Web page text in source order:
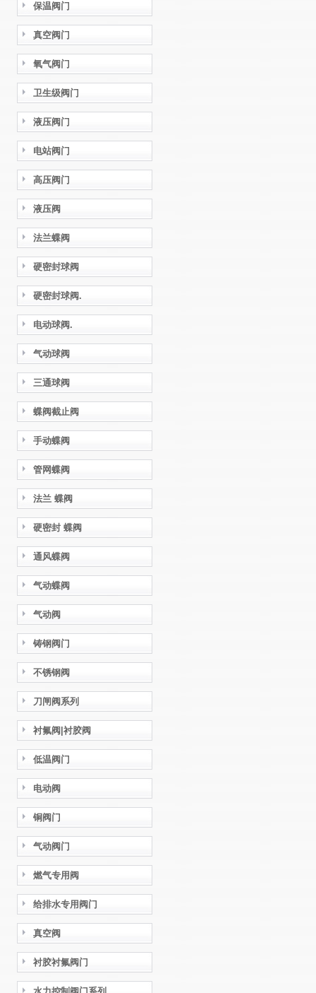
保温阀门
真空阀门
氧气阀门
卫生级阀门
液压阀门
电站阀门
高压阀门
液压阀
法兰蝶阀
硬密封球阀
硬密封球阀.
电动球阀.
气动球阀
三通球阀
蝶阀截止阀
手动蝶阀
管网蝶阀
法兰 蝶阀
硬密封 蝶阀
通风蝶阀
气动蝶阀
气动阀
铸钢阀门
不锈钢阀
刀闸阀系列
衬氟阀|衬胶阀
低温阀门
电动阀
铜阀门
气动阀门
燃气专用阀
给排水专用阀门
真空阀
衬胶衬氟阀门